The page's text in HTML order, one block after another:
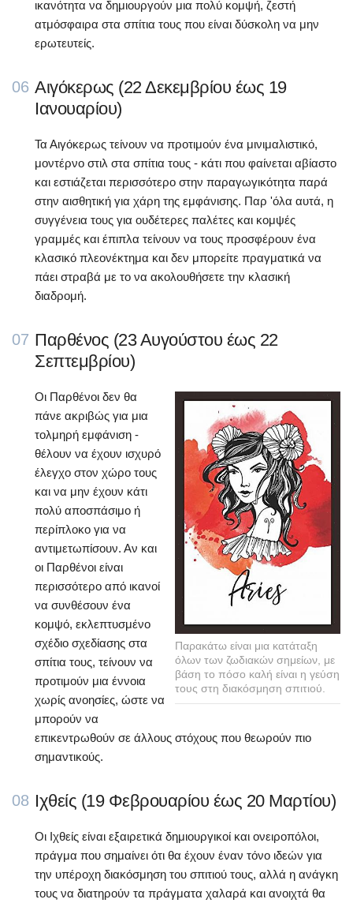
ικανότητα να δημιουργούν μια πολύ κομψή, ζεστή
ατμόσφαιρα στα σπίτια τους που είναι δύσκολη να μην
ερωτευτείς.
06 Αιγόκερως (22 Δεκεμβρίου έως 19
Ιανουαρίου)
Τα Αιγόκερως τείνουν να προτιμούν ένα μινιμαλιστικό,
μοντέρνο στιλ στα σπίτια τους - κάτι που φαίνεται αβίαστο
και εστιάζεται περισσότερο στην παραγωγικότητα παρά
στην αισθητική για χάρη της εμφάνισης. Παρ 'όλα αυτά, η
συγγένεια τους για ουδέτερες παλέτες και κομψές
γραμμές και έπιπλα τείνουν να τους προσφέρουν ένα
κλασικό πλεονέκτημα και δεν μπορείτε πραγματικά να
πάει στραβά με το να ακολουθήσετε την κλασική
διαδρομή.
07 Παρθένος (23 Αυγούστου έως 22
Σεπτεμβρίου)
Παρακάτω είναι μια κατάταξη
όλων των ζωδιακών σημείων, με
βάση το πόσο καλή είναι η γεύση
τους στη διακόσμηση σπιτιού.
Οι Παρθένοι δεν θα
πάνε ακριβώς για μια
τολμηρή εμφάνιση -
θέλουν να έχουν ισχυρό
έλεγχο στον χώρο τους
και να μην έχουν κάτι
πολύ αποσπάσιμο ή
περίπλοκο για να
αντιμετωπίσουν. Αν και
οι Παρθένοι είναι
περισσότερο από ικανοί
να συνθέσουν ένα
κομψό, εκλεπτυσμένο
σχέδιο σχεδίασης στα
σπίτια τους, τείνουν να
προτιμούν μια έννοια
χωρίς ανοησίες, ώστε να
μπορούν να
επικεντρωθούν σε άλλους στόχους που θεωρούν πιο
σημαντικούς.
08 Ιχθείς (19 Φεβρουαρίου έως 20 Μαρτίου)
Οι Ιχθείς είναι εξαιρετικά δημιουργικοί και ονειροπόλοι,
πράγμα που σημαίνει ότι θα έχουν έναν τόνο ιδεών για
την υπέροχη διακόσμηση του σπιτιού τους, αλλά η ανάγκη
τους να διατηρούν τα πράγματα χαλαρά και ανοιχτά θα